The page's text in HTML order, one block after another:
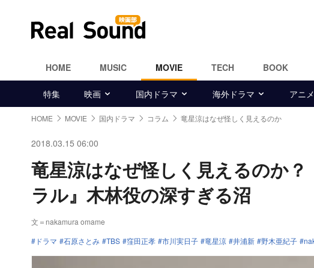
HOME MUSIC MOVIE TECH BOOK
特集 映画 国内ドラマ 海外ドラマ アニメ
HOME MOVIE 国内ドラマ コラム 竜星涼はなぜ怪しく見えるのか
2018.03.15 06:00
竜星涼はなぜ怪しく見えるのか
ラル』木林役の深すぎる沼
文＝nakamura omame
ドラマ
石原さとみ TBS 窪田正孝 市川実日子 竜星涼 井浦新 野木亜紀子